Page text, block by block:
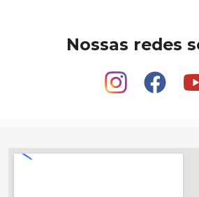
Nossas redes